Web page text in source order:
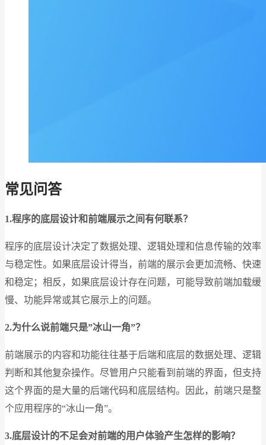
常见问答
1.程序的底层设计和前端展示之间有何联系？
程序的底层设计决定了数据处理、逻辑处理和信息传输的效率
与稳定性。如果底层设计得当，前端的展示会更加流畅、快速
和稳定；相反，如果底层设计存在问题，可能导致前端加载缓
慢、功能异常或其它展示上的问题。
2.为什么说前端只是”冰山一角”？
前端展示的内容和功能往往基于后端和底层的数据处理、逻辑
判断和其他复杂操作。尽管用户只能看到前端的界面，但支持
这个界面的是大量的后端代码和底层结构。因此，前端只是整
个应用程序的“冰山一角”。
3.底层设计的不足会对前端的用户体验产生怎样的影响？